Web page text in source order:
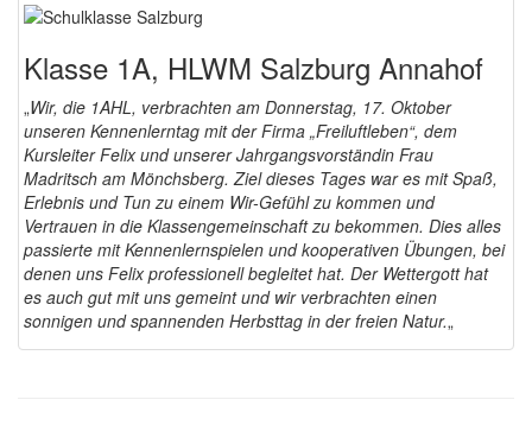
Klasse 1A, HLWM Salzburg Annahof
„Wir, die 1AHL, verbrachten am Donnerstag, 17. Oktober
unseren Kennenlerntag mit der Firma „Freiluftleben“, dem
Kursleiter Felix und unserer Jahrgangsvorständin Frau
Madritsch am Mönchsberg. Ziel dieses Tages war es mit Spaß,
Erlebnis und Tun zu einem Wir-Gefühl zu kommen und
Vertrauen in die Klassengemeinschaft zu bekommen. Dies alles
passierte mit Kennenlernspielen und kooperativen Übungen, bei
denen uns Felix professionell begleitet hat. Der Wettergott hat
es auch gut mit uns gemeint und wir verbrachten einen
sonnigen und spannenden Herbsttag in der freien Natur.„